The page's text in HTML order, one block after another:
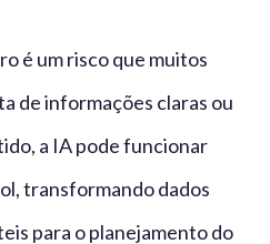
é um risco que muitos
de informações claras ou
a IA pode funcionar
transformando dados
para o planejamento do